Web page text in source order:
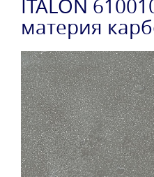
ITALON
материя